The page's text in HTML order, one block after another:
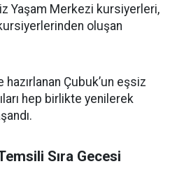
Yaşam Merkezi kursiyerleri,
oluşan
Çubuk’un eşsiz
hep birlikte yenilerek
Sıra Gecesi